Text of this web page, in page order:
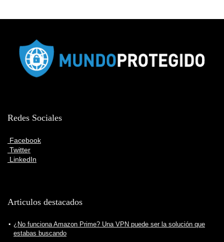
Redes Sociales
Facebook
Twitter
LinkedIn
Articulos destacados
¿No funciona Amazon Prime? Una VPN puede ser la solución que
estabas buscando